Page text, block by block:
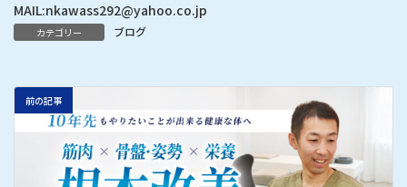
MAIL:nkawass292@yahoo.co.jp
カテゴリー ブログ
前の記事